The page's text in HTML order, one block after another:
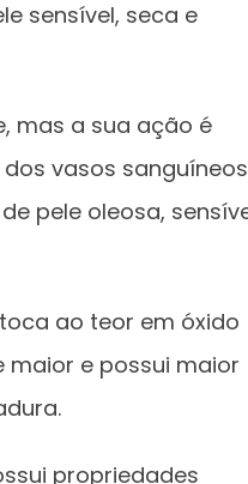
sensível, seca e
mas a sua ação é
vasos sanguíneos
pele oleosa,
ao teor em óxido
maior e possui maior
propriedades